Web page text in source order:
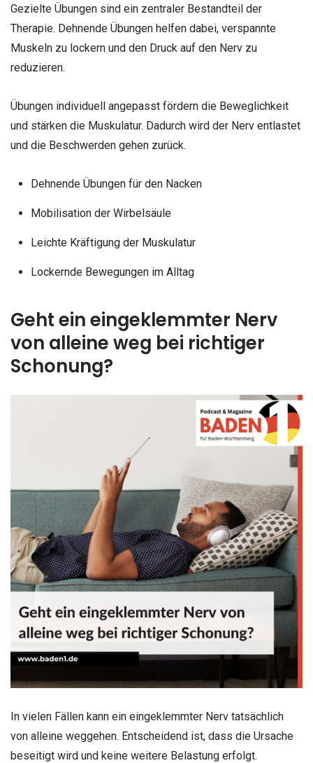
Gezielte Übungen sind ein zentraler Bestandteil der
Therapie. Dehnende Übungen helfen dabei, verspannte
Muskeln zu lockern und den Druck auf den Nerv zu
reduzieren.
Übungen individuell angepasst fördern die Beweglichkeit
und stärken die Muskulatur. Dadurch wird der Nerv entlastet
und die Beschwerden gehen zurück.
Dehnende Übungen für den Nacken
Mobilisation der Wirbelsäule
Leichte Kräftigung der Muskulatur
Lockernde Bewegungen im Alltag
Geht ein eingeklemmter Nerv
von alleine weg bei richtiger
Schonung?
In vielen Fällen kann ein eingeklemmter Nerv tatsächlich
von alleine weggehen. Entscheidend ist, dass die Ursache
beseitigt wird und keine weitere Belastung erfolgt.